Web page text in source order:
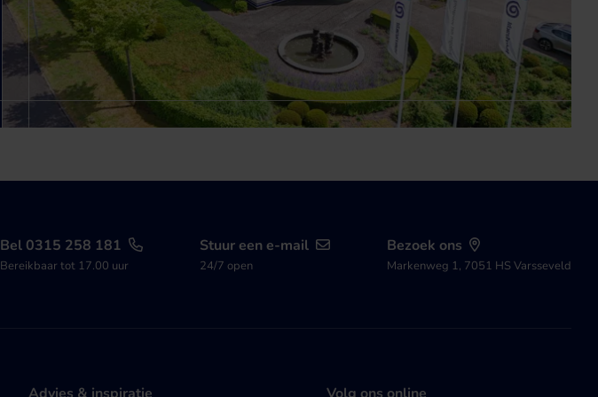
Bel 0315 258 181
Bereikbaar tot 17.00 uur
Stuur een e-mail
24/7 open
Bezoek ons
Markenweg 1, 7051 HS Varsseveld